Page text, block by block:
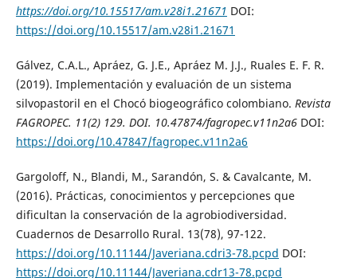
https://doi.org/10.15517/am.v28i1.21671 DOI:
https://doi.org/10.15517/am.v28i1.21671
Gálvez, C.A.L., Apráez, G. J.E., Apráez M. J.J., Ruales E. F. R.
(2019). Implementación y evaluación de un sistema
silvopastoril en el Chocó biogeográfico colombiano. Revista
FAGROPEC. 11(2) 129. DOI. 10.47874/fagropec.v11n2a6DOI:
https://doi.org/10.47847/fagropec.v11n2a6
Gargoloff, N., Blandi, M., Sarandón, S. & Cavalcante, M.
(2016). Prácticas, conocimientos y percepciones que
dificultan la conservación de la agrobiodiversidad.
Cuadernos de Desarrollo Rural. 13(78), 97-122.
https://doi.org/10.11144/Javeriana.cdri3-78.pcpd DOI:
https://doi.org/10.11144/Javeriana.cdr13-78.pcpd